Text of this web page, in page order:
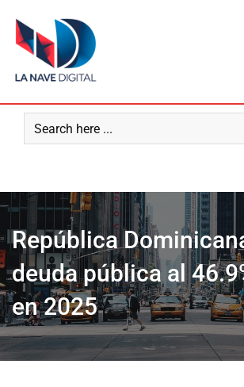
content
República
deuda pública al
en 2025